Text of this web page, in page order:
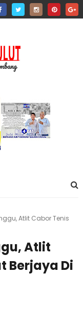
Atlit Cabor Tenis
Atlit
Berjaya Di